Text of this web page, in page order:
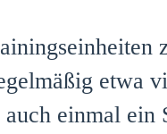
etwa
einmal ein